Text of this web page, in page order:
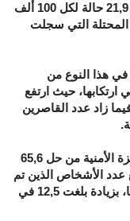
لجرائم الكراهية مقارنة بعدد السكان، بمعدل 21,9 حالة لكل 100 ألف
المحتلة التي سجلت
في هذا النوع من
حيث ارتفع
17 في المائة، فيما زاد عدد القاصرين
ووفقا لوزارة الداخلية الإسبانية، تمكنت الأجهزة الأمنية من حل 65,6
عدد الأشخاص الذين تم
توقيفهم أو الاشتباه في تورطهم 1018 شخصا، بزيادة بلغت 12,5 في